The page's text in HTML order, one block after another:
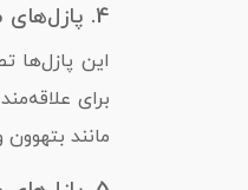
4. پازل‌های موسیقی:
این پازل‌ها
برای
مانند